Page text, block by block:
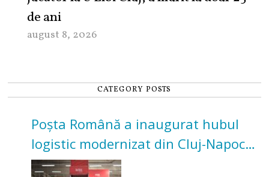
de ani
august 8, 2026
CATEGORY POSTS
Poșta Română a inaugurat hubul
logistic modernizat din Cluj-Napoca.
Investiție de 3 milioane de euro